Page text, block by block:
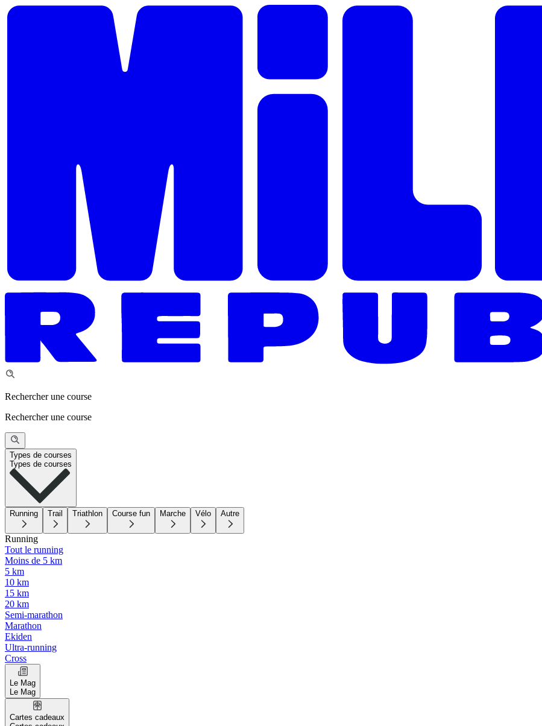
Rechercher une course
Rechercher une course
Types de courses
Types de courses
Running Trail Triathlon Course fun Marche Vélo Autre
Running
Tout le running
Moins de 5 km
5 km
10 km
15 km
20 km
Semi-marathon
Marathon
Ekiden
Ultra-running
Cross
Le Mag
Le Mag
Cartes cadeaux